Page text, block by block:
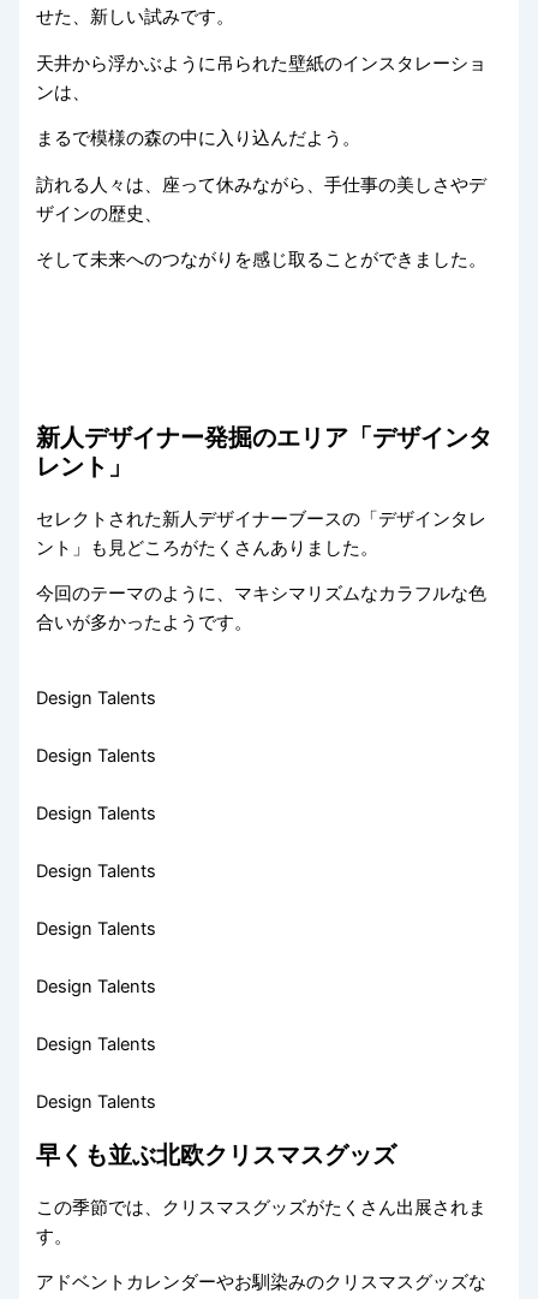
せた、新しい試みです。
天井から浮かぶように吊られた壁紙のインスタレーショ
ンは、
まるで模様の森の中に入り込んだよう。
訪れる人々は、座って休みながら、手仕事の美しさやデ
ザインの歴史、
そして未来へのつながりを感じ取ることができました。
新人デザイナー発掘のエリア「デザインタ
レント」
セレクトされた新人デザイナーブースの「デザインタレ
ント」も見どころがたくさんありました。
今回のテーマのように、マキシマリズムなカラフルな色
合いが多かったようです。
Design Talents
Design Talents
Design Talents
Design Talents
Design Talents
Design Talents
Design Talents
Design Talents
早くも並ぶ北欧クリスマスグッズ
この季節では、クリスマスグッズがたくさん出展されま
す。
アドベントカレンダーやお馴染みのクリスマスグッズな